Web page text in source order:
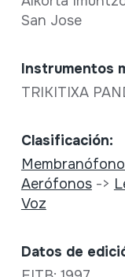
San Jose
Instrumentos
TRIKITIXA
Clasificación:
Aerófonos->
Voz
Datos de